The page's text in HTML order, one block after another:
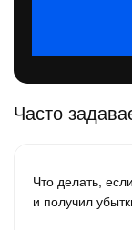
Часто
Что делать,
и получил